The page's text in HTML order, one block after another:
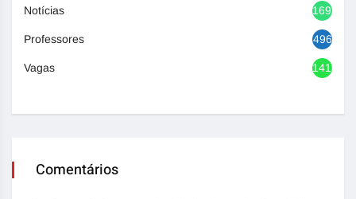
Notícias 1692
Professores 496
Vagas 1416
Comentários